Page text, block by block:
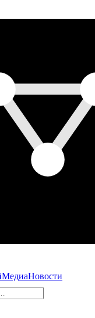
МедиаНовости